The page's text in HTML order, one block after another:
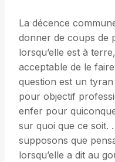
La décence
donner de coups de
lorsqu’elle est à
acceptable de le
question est un tyran
pour objectif
enfer pour
sur quoi que ce soit.
supposons que
lorsqu’elle a dit au